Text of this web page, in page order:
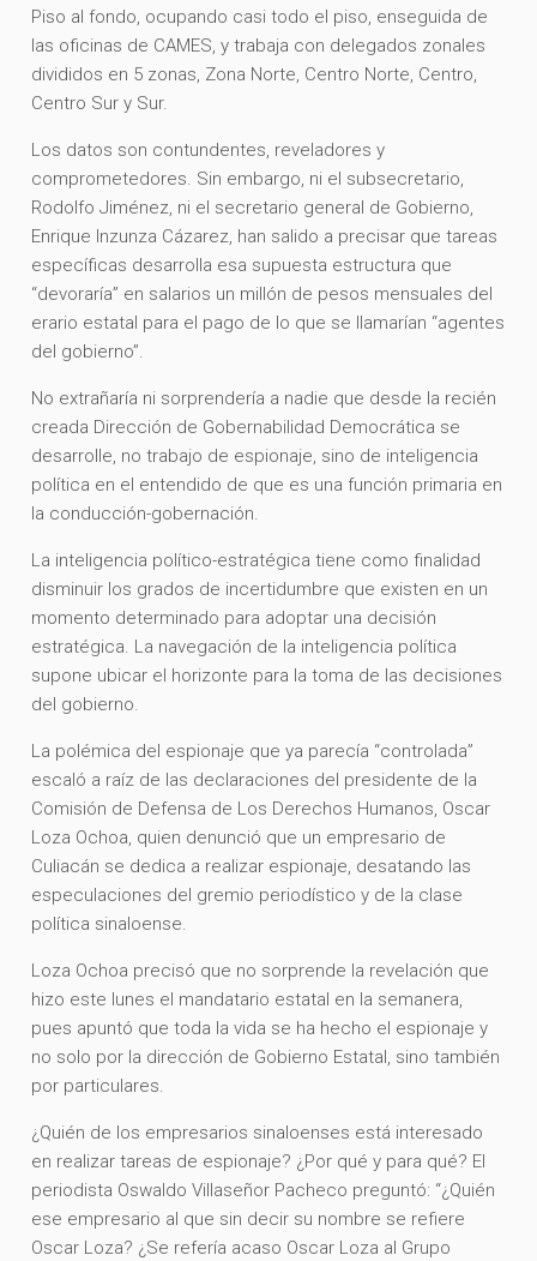
Piso al fondo, ocupando casi todo el piso, enseguida de
las oficinas de CAMES, y trabaja con delegados zonales
divididos en 5 zonas, Zona Norte, Centro Norte, Centro,
Centro Sur y Sur.
Los datos son contundentes, reveladores y
comprometedores. Sin embargo, ni el subsecretario,
Rodolfo Jiménez, ni el secretario general de Gobierno,
Enrique Inzunza Cázarez, han salido a precisar que tareas
específicas desarrolla esa supuesta estructura que
“devoraría” en salarios un millón de pesos mensuales del
erario estatal para el pago de lo que se llamarían “agentes
del gobierno”.
No extrañaría ni sorprendería a nadie que desde la recién
creada Dirección de Gobernabilidad Democrática se
desarrolle, no trabajo de espionaje, sino de inteligencia
política en el entendido de que es una función primaria en
la conducción-gobernación.
La inteligencia político-estratégica tiene como finalidad
disminuir los grados de incertidumbre que existen en un
momento determinado para adoptar una decisión
estratégica. La navegación de la inteligencia política
supone ubicar el horizonte para la toma de las decisiones
del gobierno.
La polémica del espionaje que ya parecía “controlada”
escaló a raíz de las declaraciones del presidente de la
Comisión de Defensa de Los Derechos Humanos, Oscar
Loza Ochoa, quien denunció que un empresario de
Culiacán se dedica a realizar espionaje, desatando las
especulaciones del gremio periodístico y de la clase
política sinaloense.
Loza Ochoa precisó que no sorprende la revelación que
hizo este lunes el mandatario estatal en la semanera,
pues apuntó que toda la vida se ha hecho el espionaje y
no solo por la dirección de Gobierno Estatal, sino también
por particulares.
¿Quién de los empresarios sinaloenses está interesado
en realizar tareas de espionaje? ¿Por qué y para qué? El
periodista Oswaldo Villaseñor Pacheco preguntó: “¿Quién
ese empresario al que sin decir su nombre se refiere
Oscar Loza? ¿Se refería acaso Oscar Loza al Grupo